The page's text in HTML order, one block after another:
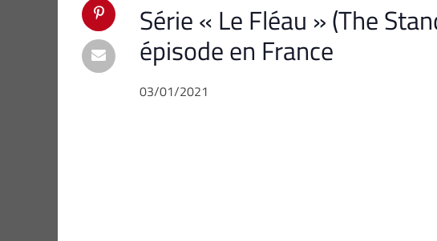
Série « Le Fléau » (The
épisode en France
03/01/2021